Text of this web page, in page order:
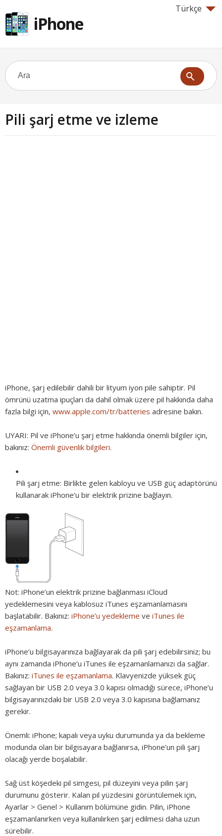
Türkçe
iPhone
Pili şarj etme ve izleme
iPhone, şarj edilebilir dahili bir lityum iyon pile sahiptir. Pil
ömrünü uzatma ipuçları da dahil olmak üzere pil hakkında daha
fazla bilgi için, www.apple.com/tr/batteries adresine bakın.
UYARI: Pil ve iPhone’u şarj etme hakkında önemli bilgiler için,
bakınız: Önemli güvenlik bilgileri.
Pili şarj etme: Birlikte gelen kabloyu ve USB güç adaptörünü
kullanarak iPhone’u bir elektrik prizine bağlayın.
Not: iPhone’un elektrik prizine bağlanması iCloud
yedeklemesini veya kablosuz iTunes eşzamanlamasını
başlatabilir. Bakınız: iPhone’u yedekleme ve iTunes ile
eşzamanlama.
iPhone’u bilgisayarınıza bağlayarak da pili şarj edebilirsiniz; bu
aynı zamanda iPhone’u iTunes ile eşzamanlamanızı da sağlar.
Bakınız: iTunes ile eşzamanlama. Klavyenizde yüksek güç
sağlayan bir USB 2.0 veya 3.0 kapısı olmadığı sürece, iPhone’u
bilgisayarınızdaki bir USB 2.0 veya 3.0 kapısına bağlamanız
gerekir.
Önemli: iPhone; kapalı veya uyku durumunda ya da bekleme
modunda olan bir bilgisayara bağlanırsa, iPhone’un pili şarj
olacağı yerde boşalabilir.
Sağ üst köşedeki pil simgesi, pil düzeyini veya pilin şarj
durumunu gösterir. Kalan pil yüzdesini görüntülemek için,
Ayarlar > Genel > Kullanım bölümüne gidin. Pilin, iPhone
eşzamanlanırken veya kullanılırken şarj edilmesi daha uzun
sürebilir.